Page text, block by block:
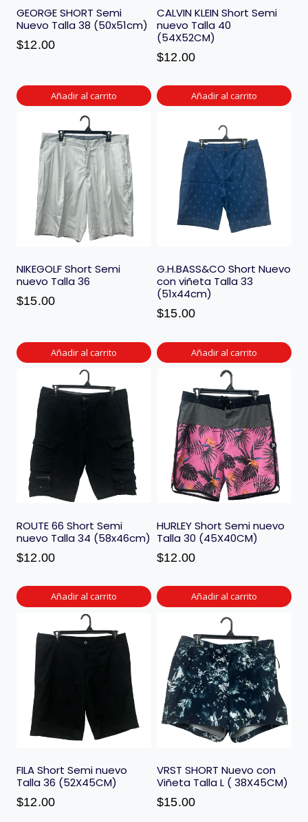
GEORGE SHORT Semi
Nuevo Talla 38 (50x51cm)
$12.00
Añadir al carrito
CALVIN KLEIN Short Semi
nuevo Talla 40
(54X52CM)
$12.00
Añadir al carrito
NIKEGOLF Short Semi
nuevo Talla 36
$15.00
Añadir al carrito
G.H.BASS&CO Short Nuevo
con viñeta Talla 33
(51x44cm)
$15.00
Añadir al carrito
ROUTE 66 Short Semi
nuevo Talla 34 (58x46cm)
$12.00
Añadir al carrito
HURLEY Short Semi nuevo
Talla 30 (45X40CM)
$12.00
Añadir al carrito
FILA Short Semi nuevo
Talla 36 (52X45CM)
$12.00
VRST SHORT Nuevo con
Viñeta Talla L ( 38X45CM)
$15.00